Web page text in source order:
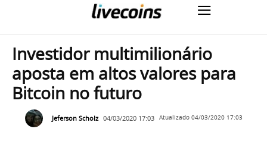
Investidor multimilionário
aposta em altos valores para
Bitcoin no futuro
Jeferson Scholz 04/03/2020 17:03 Atualizado 04/03/2020 17:03